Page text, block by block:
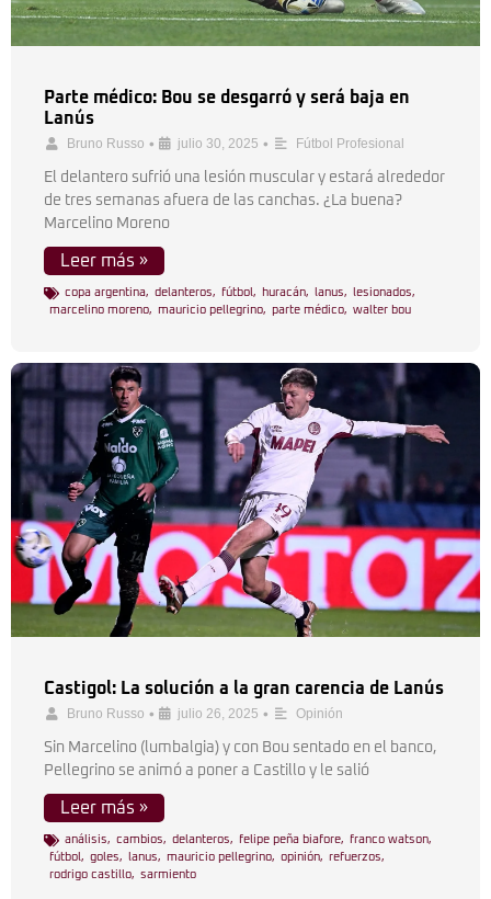
Parte médico: Bou se desgarró y será baja en
Lanús
Bruno Russo • julio 30, 2025 • Fútbol Profesional
El delantero sufrió una lesión muscular y estará alrededor
de tres semanas afuera de las canchas. ¿La buena?
Marcelino Moreno
Leer más »
copa argentina, delanteros, fútbol , huracán, lanus, lesionados,
marcelino moreno, mauricio pellegrino, parte médico, walter bou
Castigol: La solución a la gran carencia de Lanús
Bruno Russo • julio 26, 2025 • Opinión
Sin Marcelino (lumbalgia) y con Bou sentado en el banco,
Pellegrino se animó a poner a Castillo y le salió
Leer más »
análisis, cambios, delanteros, felipe peña biafore, franco watson,
fútbol , goles, lanus, mauricio pellegrino, opinión, refuerzos,
rodrigo castillo, sarmiento